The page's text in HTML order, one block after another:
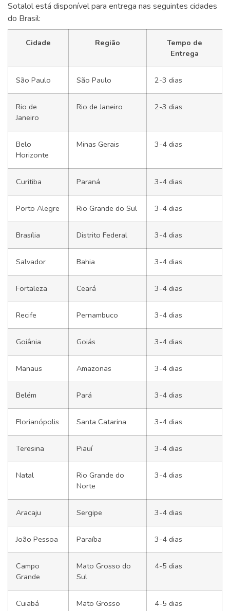
Sotalol está disponível para entrega nas seguintes cidades
do Brasil:
Cidade Região
Tempo de
Entrega
São Paulo São Paulo 2-3 dias
Rio de
Janeiro
Rio de Janeiro 2-3 dias
Belo
Horizonte
Minas Gerais 3-4 dias
Curitiba Paraná 3-4 dias
Porto Alegre Rio Grande do Sul 3-4 dias
Brasília Distrito Federal 3-4 dias
Salvador Bahia 3-4 dias
Fortaleza Ceará 3-4 dias
Recife Pernambuco 3-4 dias
Goiânia Goiás 3-4 dias
Manaus Amazonas 3-4 dias
Belém Pará 3-4 dias
Florianópolis Santa Catarina 3-4 dias
Teresina Piauí 3-4 dias
Natal
Rio Grande do
Norte
3-4 dias
Aracaju Sergipe 3-4 dias
João Pessoa Paraíba 3-4 dias
Campo
Grande
Mato Grosso do
Sul
4-5 dias
Cuiabá Mato Grosso 4-5 dias